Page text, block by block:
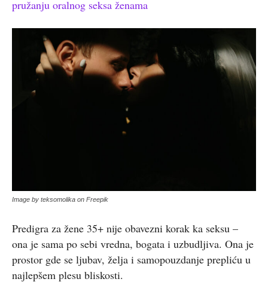
pružanju oralnog seksa ženama
Image by teksomolika on Freepik
Predigra za žene 35+ nije obavezni korak ka seksu –
ona je sama po sebi vredna, bogata i uzbudljiva. Ona je
prostor gde se ljubav, želja i samopouzdanje prepliću u
najlepšem plesu bliskosti.